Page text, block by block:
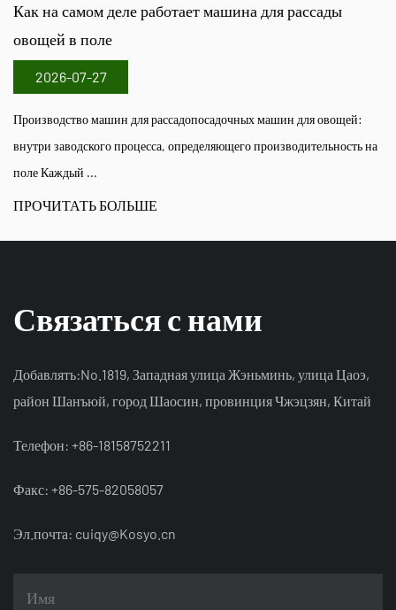
для рассады
машин для овощей:
производительность на
Как машина для сбора чая
Руководство по оборудованию
сбора чая для работы в чайном саду
Связаться с нами
Добавлять:No.1819, Западная улица Жэньминь, улица Цаоэ,
район Шанъюй, город Шаосин, провинция Чжэцзян, Китай
Телефон: +86-18158752211
Факс: +86-575-82058057
Эл.почта: cuiqy@Kosyo.cn